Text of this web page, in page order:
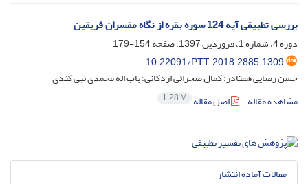
بررسی تطبیقی آیه 124 سوره بقره از نگاه مفسران فریقین
دوره 4، شماره 1، فروردین 1397، صفحه
154-179
10.22091/PTT.2018.2885.1309
حسن رضایی هفتادر؛ کمال صحرائی اردکانی؛ باب اله محمدی نبی کندی
مشاهده مقاله
اصل مقاله 1.28 M
مقالات آماده انتشار